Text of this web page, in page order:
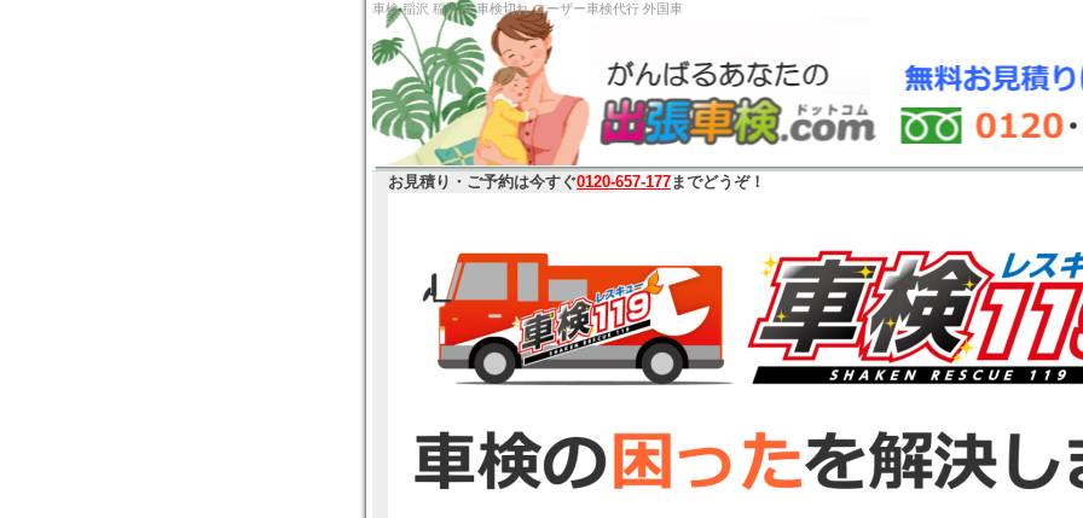
車検 稲沢 稲沢市 車検切れ ユーザー車検代
お見積り・ご予約は今すぐ0120-657-177までどうぞ！